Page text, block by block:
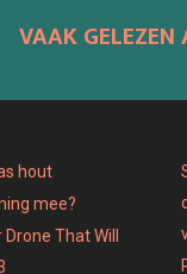
VAAK GELEZEN
hout
mee?
That Will